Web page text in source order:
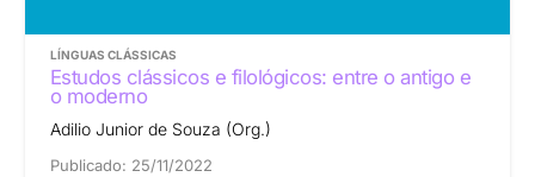
LÍNGUAS CLÁSSICAS
Estudos clássicos e filológicos: entre o antigo e
o moderno
Adilio Junior de Souza (Org.)
Publicado: 25/11/2022